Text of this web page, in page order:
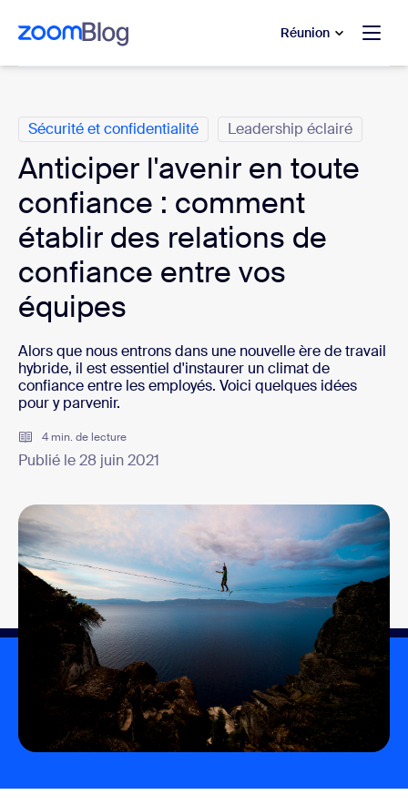
contenu principal
au chat d’aide
Réunion
Sécurité et confidentialité Leadership éclairé
Anticiper l'avenir en toute
confiance : comment
établir des relations de
confiance entre vos
équipes
Alors que nous entrons dans une nouvelle ère de travail
hybride, il est essentiel d'instaurer un climat de
confiance entre les employés. Voici quelques idées
pour y parvenir.
4 min. de lecture
Publié le 28 juin 2021